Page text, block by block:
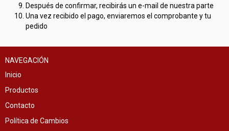
Después de confirmar, recibirás un e-mail de nuestra parte
Una vez recibido el pago, enviaremos el comprobante y tu
pedido
NAVEGACIÓN
Inicio
Productos
Contacto
Política de Cambios